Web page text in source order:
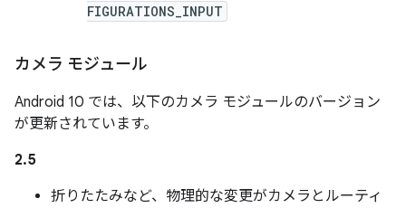
FIGURATIONS_INPUT
カメラ モジュール
Android 10 では、以下のカメラ モジュールのバージョン
が更新されています。
2.5
折りたたみなど、物理的な変更がカメラとルーティ